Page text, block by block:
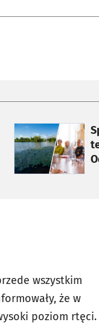
otworzy się w
wszystkim
że w
poziom rtęci.